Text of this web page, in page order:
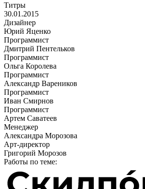
Титры
30.01.2015
Дизайнер
Юрий Яценко
Программист
Дмитрий Пентельков
Программист
Ольга Королева
Программист
Александр Вареников
Программист
Иван Смирнов
Программист
Артем Саватеев
Менеджер
Александра Морозова
Арт-директор
Григорий Морозов
Работы по теме: